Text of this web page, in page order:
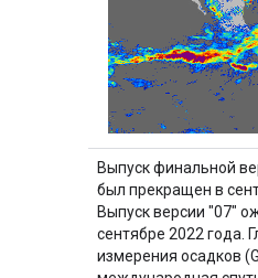
Выпуск финальной
был прекращен в
Выпуск версии "07"
сентябре 2022 года.
измерения осадков